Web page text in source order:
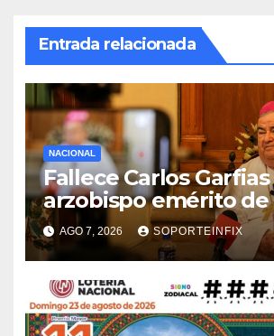
Entrada relacionada
NACIONAL
Fallece Carlos
arzobispo emérito de
AGO 7, 2026 SOPORTEINFIX